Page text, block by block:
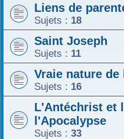
Liens de
Sujets : 18
Saint Joseph
Sujets : 11
Vraie nature de
Sujets : 16
L'Antéchrist et
l'Apocalypse
Sujets : 33